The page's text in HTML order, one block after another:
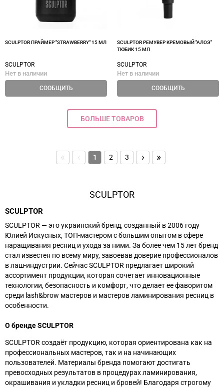
SCULPTOR ПРАЙМЕР "STRAWBERRY" 15 МЛ
SCULPTOR
Нет в наличии
СООБЩИТЬ
SCULPTOR РЕМУВЕР КРЕМОВЫЙ "АЛОЭ"
ТЮБИК 15 МЛ
SCULPTOR
Нет в наличии
СООБЩИТЬ
БОЛЬШЕ ТОВАРОВ
« ‹ 1 2 3 › »
SCULPTOR
SCULPTOR
SCULPTOR — это украинский бренд, созданный в 2006 году
Юлией Искусных,ТОП-мастером с большим опытом в сфере
наращивания ресниц и ухода за ними. За более чем 15 лет бренд
стал известен по всему миру, завоевав доверие профессионалов
в лаш-индустрии. Сейчас SCULPTOR предлагает широкий
ассортимент продукции, которая сочетает инновационные
технологии, безопасность и комфорт, что делает ее фаворитом
среди lash&brow мастеров и мастеров ламинирования ресниц в
особенности.
О бренде SCULPTOR
SCULPTOR создаёт продукцию, которая ориентирована как на
профессиональных мастеров, так и на начинающих
пользователей. Материалы бренда помогают достигать
превосходных результатов в процедурах ламинирования,
окрашивания и укладки ресниц и бровей! Благодаря строгому